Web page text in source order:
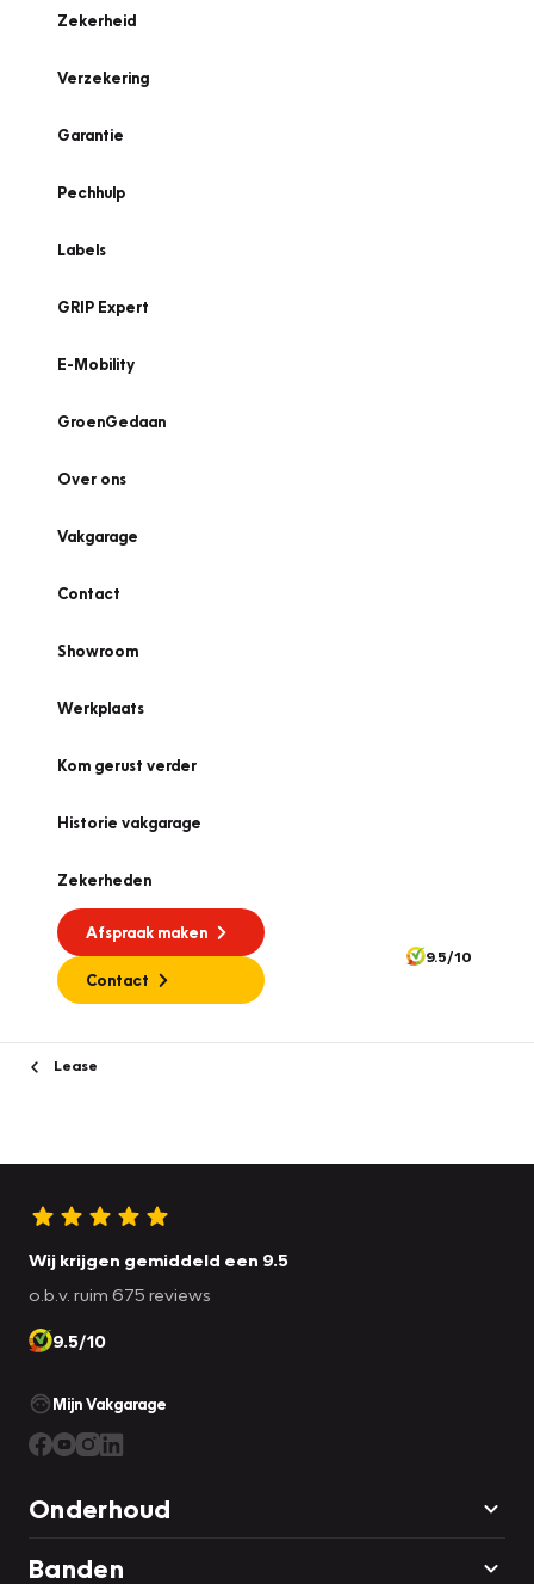
Zekerheid
Verzekering
Garantie
Pechhulp
Labels
GRIP Expert
E-Mobility
GroenGedaan
Over ons
Vakgarage
Contact
Showroom
Werkplaats
Kom gerust verder
Historie vakgarage
Zekerheden
Afspraak maken
Contact
9.5/10
Lease
Wij krijgen gemiddeld een 9.5
o.b.v. ruim 675 reviews
9.5/10
Mijn Vakgarage
Onderhoud
Banden